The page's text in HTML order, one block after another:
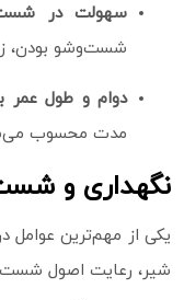
سهولت در
شست‌وشو بودن،
دوام و طول عمر
مدت محسوب
نگهداری و
یکی از مهم‌ترین
شیر، رعایت اصول